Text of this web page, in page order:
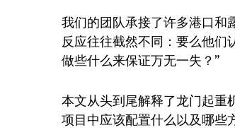
我们的团队承接了许多港口和
反应往往截然不同：要么他们
做些什么来保证万无一失？”
本文从头到尾解释了龙门起
项目中应该配置什么以及哪些